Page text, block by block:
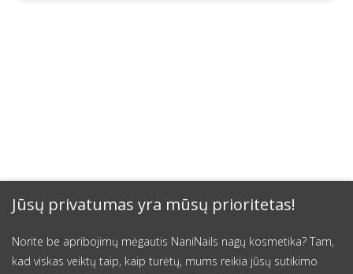
Jūsų privatumas yra mūsų prioritetas!
Norite be apribojimų mėgautis NaniNails nagų kosmetika? Tam,
kad viskas veiktų taip, kaip turėtų, mums reikia jūsų sutikimo